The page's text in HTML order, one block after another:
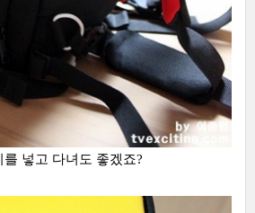
넣고 다녀도 좋겠죠?